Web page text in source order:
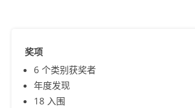
奖项
6 个类别获奖者
年度发现
18 入围